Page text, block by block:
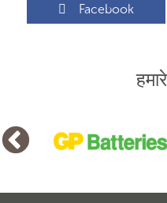
Facebook